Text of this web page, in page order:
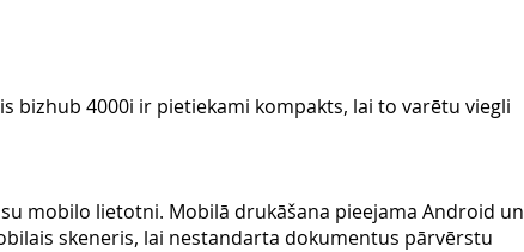
bizhub 4000i ir pietiekami kompakts, lai to varētu viegli
mobilo lietotni. Mobilā drukāšana pieejama Android un
skeneris, lai nestandarta dokumentus pārvērstu